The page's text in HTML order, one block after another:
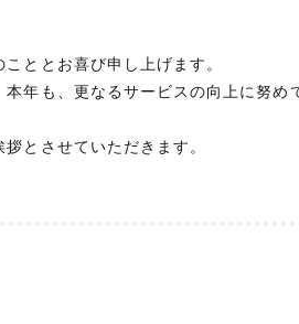
ととお喜び申し上げます。
年も、更なるサービスの向上に努
とさせていただきます。